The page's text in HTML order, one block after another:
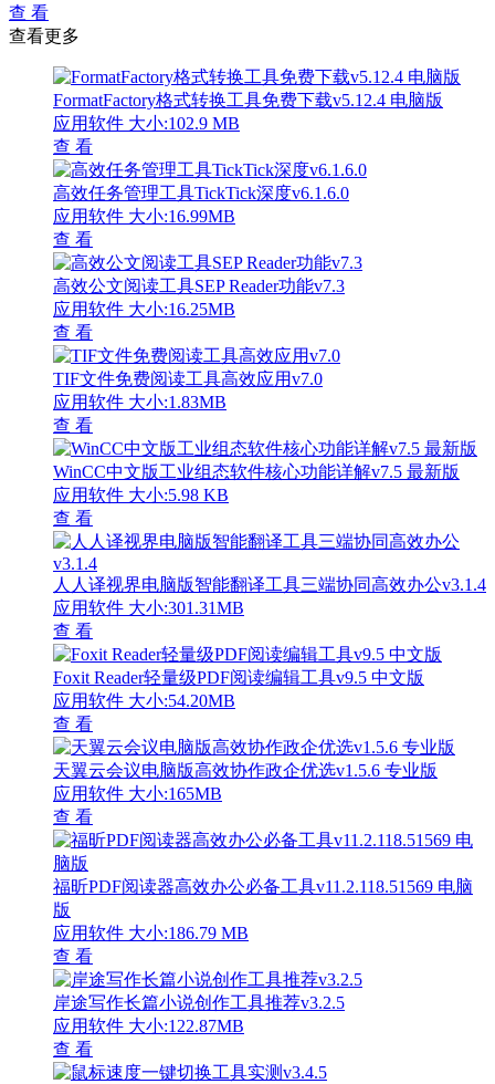
查 看
查看更多
FormatFactory格式转换工具免费下载v5.12.4 电脑版
应用软件 大小:102.9 MB
查 看
高效任务管理工具TickTick深度v6.1.6.0
应用软件 大小:16.99MB
查 看
高效公文阅读工具SEP Reader功能v7.3
应用软件 大小:16.25MB
查 看
TIF文件免费阅读工具高效应用v7.0
应用软件 大小:1.83MB
查 看
WinCC中文版工业组态软件核心功能详解v7.5 最新版
应用软件 大小:5.98 KB
查 看
人人译视界电脑版智能翻译工具三端协同高效办公v3.1.4
应用软件 大小:301.31MB
查 看
Foxit Reader轻量级PDF阅读编辑工具v9.5 中文版
应用软件 大小:54.20MB
查 看
天翼云会议电脑版高效协作政企优选v1.5.6 专业版
应用软件 大小:165MB
查 看
福昕PDF阅读器高效办公必备工具v11.2.118.51569 电脑
版
应用软件 大小:186.79 MB
查 看
岸途写作长篇小说创作工具推荐v3.2.5
应用软件 大小:122.87MB
查 看